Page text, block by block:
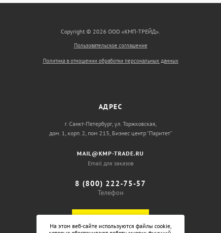
Copyright © 2026 ООО «КМП-ТРЕЙД».
Пользовательское соглашение
Политика в отношении обработки персональных данных
АДРЕС
г. Санкт-Петербург, ул. Торжковская,
дом. 1, корп. 2, пом 215, Бизнес центр “Паритет”
MAIL@KMP-TRADE.RU
Email для заказов
8 (800) 222-75-57
Телефон
На этом веб-сайте используются файлы cookie,